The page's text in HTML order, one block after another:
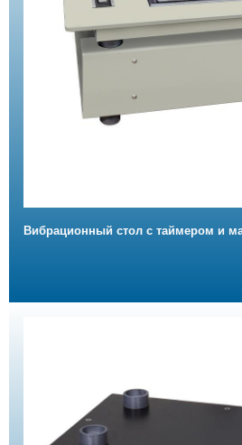
Вибрационный стол с таймером и